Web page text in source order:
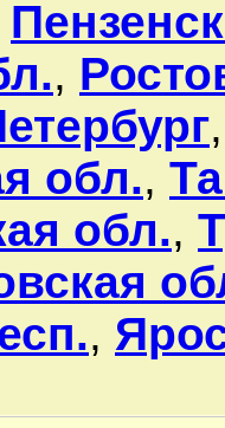
,
обл.,
обл.,
,